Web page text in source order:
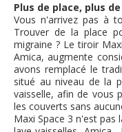
Plus de place, plus
Vous n'arrivez pas à
Trouver de la place
migraine ? Le tiroir
Amica, augmente
avons remplacé le
situé au niveau de la
vaisselle, afin de vous
les couverts sans
Maxi Space 3 n'est pas